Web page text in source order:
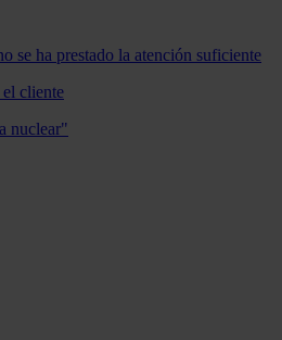
se ha prestado la atención suficiente
cliente
nuclear"